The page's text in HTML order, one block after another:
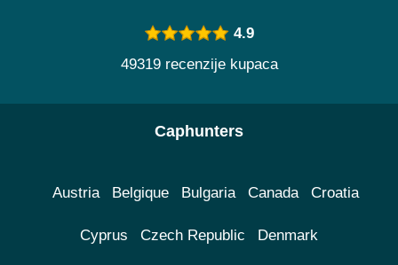
4.9
49319 recenzije kupaca
Caphunters
Austria Belgique Bulgaria Canada Croatia
Cyprus Czech Republic Denmark